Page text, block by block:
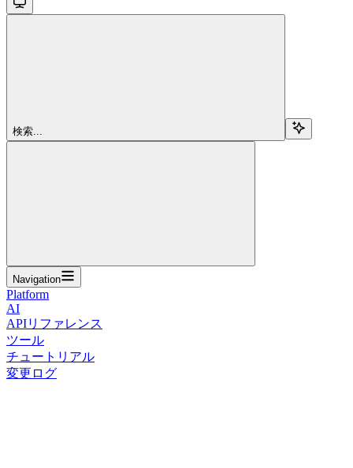
検索...
Navigation
Platform
AI
APIリファレンス
ツール
チュートリアル
変更ログ